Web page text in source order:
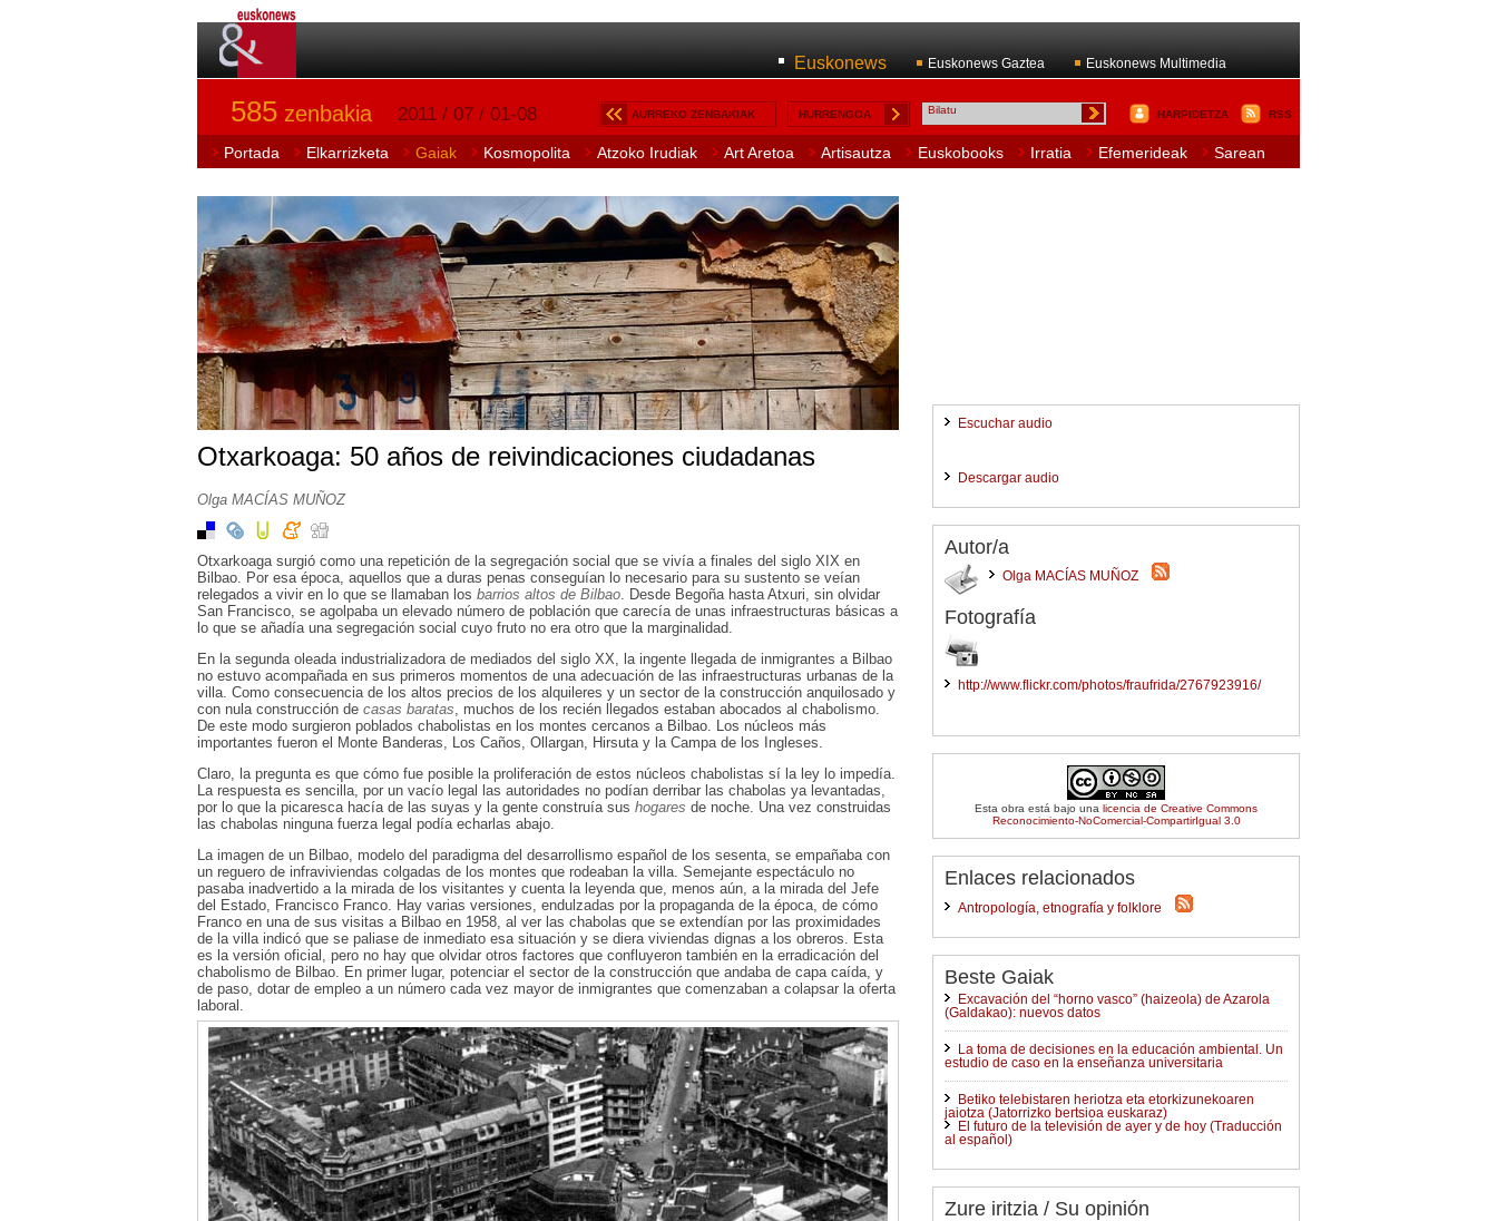
Euskonews Euskonews Gaztea Euskonews Multimedia
585 zenbakia 2011 / 07 / 01-08 AURREKO ZENBAKIAK HURRENGOA HARPIDETZA RSS
Portada Elkarrizketa Gaiak Kosmopolita Atzoko Irudiak Art Aretoa Artisautza Euskobooks Irratia Efemerideak Sarean
Escuchar audio
Descargar audio
Autor/a
Olga MACÍAS MUÑOZ
Fotografía
http://www.flickr.com/photos/fraufrida/2767923916/
Esta obra está bajo una licencia de Creative Commons
Reconocimiento-NoComercial-CompartirIgual 3.0
Enlaces relacionados
Antropología, etnografía y folklore
Beste Gaiak
Excavación del “horno vasco” (haizeola) de Azarola
(Galdakao): nuevos datos
La toma de decisiones en la educación ambiental. Un
estudio de caso en la enseñanza universitaria
Betiko telebistaren heriotza eta etorkizunekoaren
jaiotza (Jatorrizko bertsioa euskaraz)
El futuro de la televisión de ayer y de hoy (Traducción
al español)
Zure iritzia / Su opinión
Otxarkoaga: 50 años de reivindicaciones ciudadanas
Olga MACÍAS MUÑOZ
Otxarkoaga surgió como una repetición de la segregación social que se vivía a finales del siglo XIX en
Bilbao. Por esa época, aquellos que a duras penas conseguían lo necesario para su sustento se veían
relegados a vivir en lo que se llamaban los barrios altos de Bilbao . Desde Begoña hasta Atxuri, sin olvidar
San Francisco, se agolpaba un elevado número de población que carecía de unas infraestructuras básicas a
lo que se añadía una segregación social cuyo fruto no era otro que la marginalidad.
En la segunda oleada industrializadora de mediados del siglo XX, la ingente llegada de inmigrantes a Bilbao
no estuvo acompañada en sus primeros momentos de una adecuación de las infraestructuras urbanas de la
villa. Como consecuencia de los altos precios de los alquileres y un sector de la construcción anquilosado y
con nula construcción de casas baratas , muchos de los recién llegados estaban abocados al chabolismo.
De este modo surgieron poblados chabolistas en los montes cercanos a Bilbao. Los núcleos más
importantes fueron el Monte Banderas, Los Caños, Ollargan, Hirsuta y la Campa de los Ingleses.
Claro, la pregunta es que cómo fue posible la proliferación de estos núcleos chabolistas sí la ley lo impedía.
La respuesta es sencilla, por un vacío legal las autoridades no podían derribar las chabolas ya levantadas,
por lo que la picaresca hacía de las suyas y la gente construía sus hogares de noche. Una vez construidas
las chabolas ninguna fuerza legal podía echarlas abajo.
La imagen de un Bilbao, modelo del paradigma del desarrollismo español de los sesenta, se empañaba con
un reguero de infraviviendas colgadas de los montes que rodeaban la villa. Semejante espectáculo no
pasaba inadvertido a la mirada de los visitantes y cuenta la leyenda que, menos aún, a la mirada del Jefe
del Estado, Francisco Franco. Hay varias versiones, endulzadas por la propaganda de la época, de cómo
Franco en una de sus visitas a Bilbao en 1958, al ver las chabolas que se extendían por las proximidades
de la villa indicó que se paliase de inmediato esa situación y se diera viviendas dignas a los obreros. Esta
es la versión oficial, pero no hay que olvidar otros factores que confluyeron también en la erradicación del
chabolismo de Bilbao. En primer lugar, potenciar el sector de la construcción que andaba de capa caída, y
de paso, dotar de empleo a un número cada vez mayor de inmigrantes que comenzaban a colapsar la oferta
laboral.